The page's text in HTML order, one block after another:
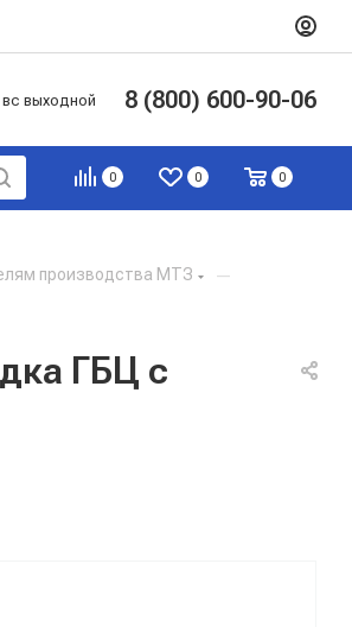
выходной 8 (800) 600-90-06
0 0 0
производства МТЗ —
ГБЦ с